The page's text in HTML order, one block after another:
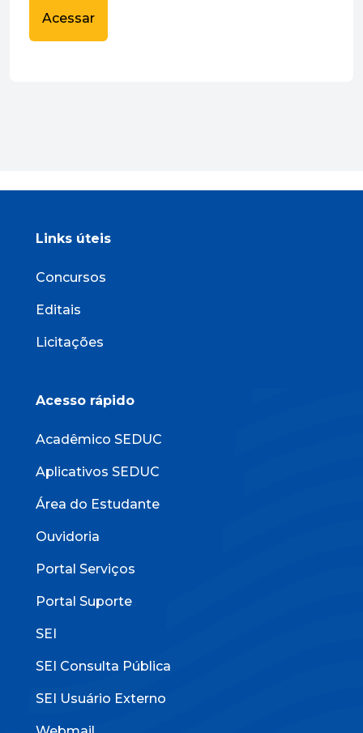
Acessar
Links úteis
Concursos
Editais
Licitações
Acesso rápido
Acadêmico SEDUC
Aplicativos SEDUC
Área do Estudante
Ouvidoria
Portal Serviços
Portal Suporte
SEI
SEI Consulta Pública
SEI Usuário Externo